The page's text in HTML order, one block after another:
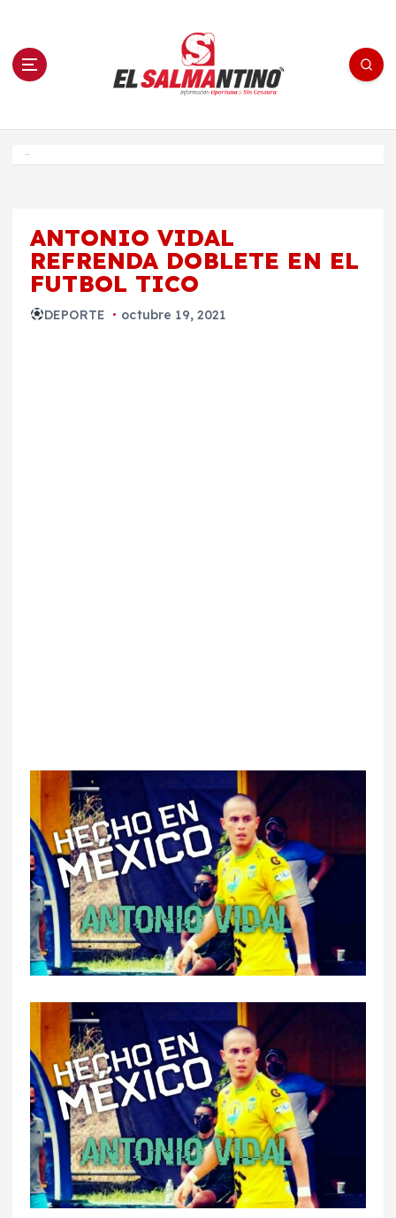
n El Salmantino - medios/noticias/editorial
ANTONIO VIDAL
REFRENDA DOBLETE EN EL
FUTBOL TICO
DEPORTE octubre 19, 2021